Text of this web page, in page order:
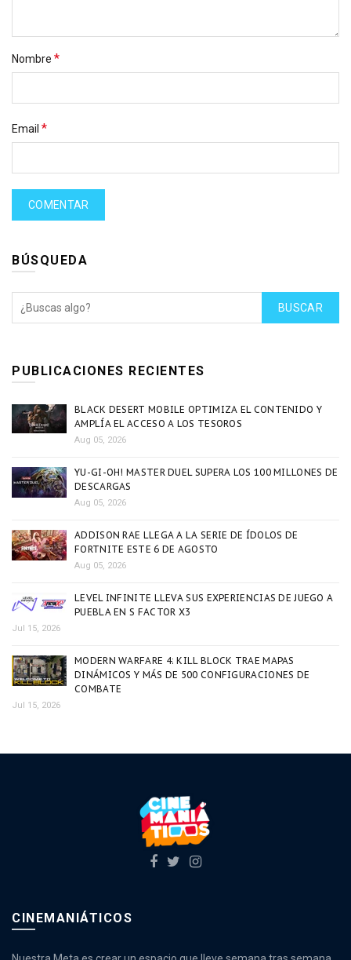
Nombre *
Email *
BÚSQUEDA
BUSCAR
PUBLICACIONES RECIENTES
BLACK DESERT MOBILE OPTIMIZA EL CONTENIDO Y
AMPLÍA EL ACCESO A LOS TESOROS
Aug 05, 2026
YU-GI-OH! MASTER DUEL SUPERA LOS 100 MILLONES DE
DESCARGAS
Aug 05, 2026
ADDISON RAE LLEGA A LA SERIE DE ÍDOLOS DE
FORTNITE ESTE 6 DE AGOSTO
Aug 05, 2026
LEVEL INFINITE LLEVA SUS EXPERIENCIAS DE JUEGO A
PUEBLA EN S FACTOR X3
Jul 15, 2026
MODERN WARFARE 4: KILL BLOCK TRAE MAPAS
DINÁMICOS Y MÁS DE 500 CONFIGURACIONES DE
COMBATE
Jul 15, 2026
CINEMANIÁTICOS